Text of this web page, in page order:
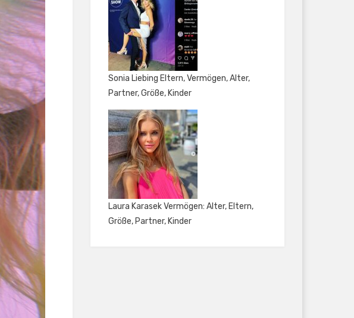
Sonia Liebing Eltern, Vermögen, Alter,
Partner, Größe, Kinder
Laura Karasek Vermögen: Alter, Eltern,
Größe, Partner, Kinder